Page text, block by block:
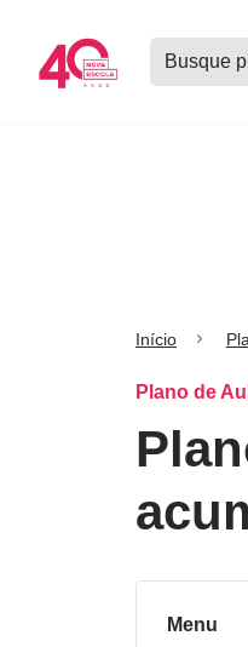
Buscar
planos
Início
Plano de
Menu